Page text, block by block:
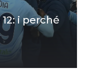
i perché